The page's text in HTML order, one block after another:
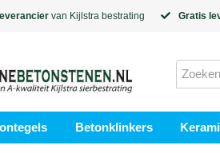
van Kijlstra bestrating Gratis
Betonklinkers